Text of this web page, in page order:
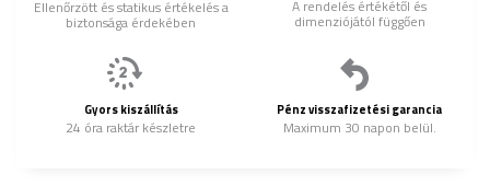
Ellenőrzött és statikus értékelés a
biztonsága érdekében
A rendelés értékétől és
dimenziójától függően
Gyors kiszállítás
24 óra raktár készletre
Pénz visszafizetési garancia
Maximum 30 napon belül.